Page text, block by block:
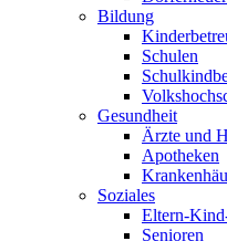
Bildung
Schulen
Gesundheit
Ärzte und
Apotheken
Soziales
Eltern-
Senioren